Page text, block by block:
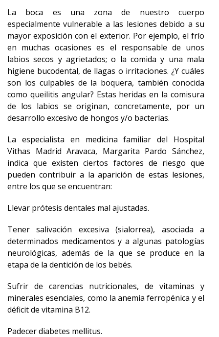
La boca es una zona de nuestro cuerpo
especialmente vulnerable a las lesiones debido a su
mayor exposición con el exterior. Por ejemplo, el frío
en muchas ocasiones es el responsable de unos
labios secos y agrietados; o la comida y una mala
higiene bucodental, de llagas o irritaciones. ¿Y cuáles
son los culpables de la boquera, también conocida
como queilitis angular? Estas heridas en la comisura
de los labios se originan, concretamente, por un
desarrollo excesivo de hongos y/o bacterias.
La especialista en medicina familiar del Hospital
Vithas Madrid Aravaca, Margarita Pardo Sánchez,
indica que existen ciertos factores de riesgo que
pueden contribuir a la aparición de estas lesiones,
entre los que se encuentran:
Llevar prótesis dentales mal ajustadas.
Tener salivación excesiva (sialorrea), asociada a
determinados medicamentos y a algunas patologías
neurológicas, además de la que se produce en la
etapa de la dentición de los bebés.
Sufrir de carencias nutricionales, de vitaminas y
minerales esenciales, como la anemia ferropénica y el
déficit de vitamina B12.
Padecer diabetes mellitus.